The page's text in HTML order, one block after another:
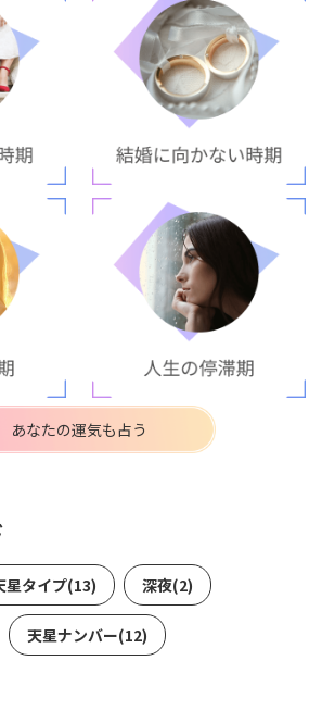
あなたの運気も占う
星タイプ(13) 深夜(2)
天星ナンバー(12)